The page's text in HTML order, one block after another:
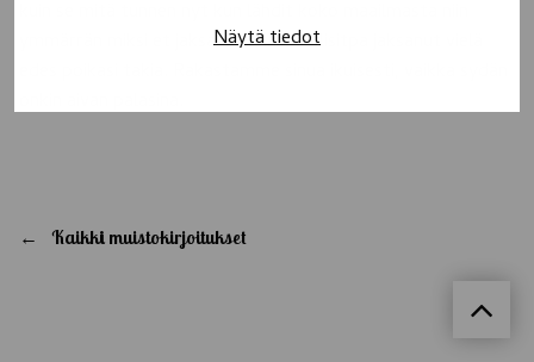
Näytä tiedot
ymmärrän miksi et jaksanut enään. Olisitpa jaksanut vielä
Kaikki muistokirjoitukset